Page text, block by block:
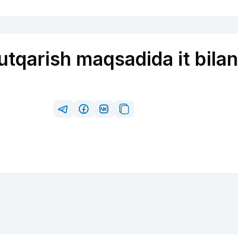
maqsadida it bilan